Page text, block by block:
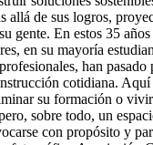
allá de sus logros,
gente. En estos 35
en su mayoría
han pasado
cotidiana.
su formación o
sobre todo, un
con propósito y